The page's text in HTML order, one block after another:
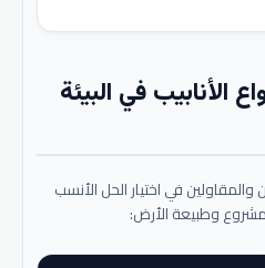
الأنابيب في البيئة
في اختيار الحل الأنسب
وطبيعة الأرض: